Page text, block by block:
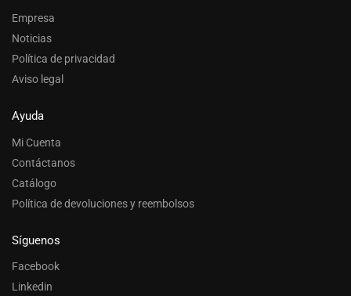
Empresa
Noticias
Política de privacidad
Aviso legal
Ayuda
Mi Cuenta
Contáctanos
Catálogo
Política de devoluciones y reembolsos
Síguenos
Facebook
Linkedin